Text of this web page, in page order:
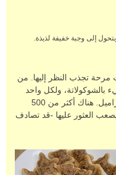
إلى وجبة خفيفة لذيذة.
تجذب النظر إليها. من
بالشوكولاتة، ولكل واحد
صورة لحيوان الكوالا مرسومة عليه بالكراميل. هناك أكثر من 500
العثور عليها -قد تصادف